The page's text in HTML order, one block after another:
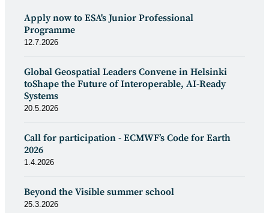
Apply now to ESA's Junior Professional
Programme
12.7.2026
Global Geospatial Leaders Convene in Helsinki
toShape the Future of Interoperable, AI-Ready
Systems
20.5.2026
Call for participation - ECMWF’s Code for Earth
2026
1.4.2026
Beyond the Visible summer school
25.3.2026